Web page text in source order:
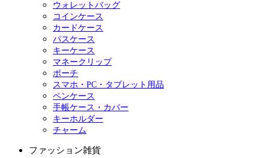
ウォレットバッグ
コインケース
カードケース
パスケース
キーケース
マネークリップ
ポーチ
スマホ・PC・タブレット用品
ペンケース
手帳ケース・カバー
キーホルダー
チャーム
ファッション雑貨